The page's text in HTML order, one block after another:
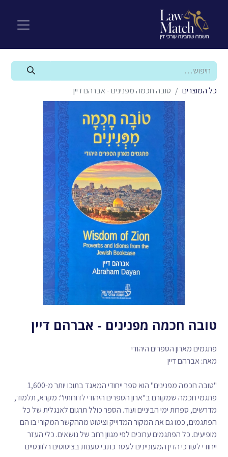
כל המוצרים טובה חכמה מפנינים - אברהם דיין
טובה חכמה מפנינים - אברהם דיין
פתגמים מארון הספרים היהודי
מאת: אברהם דיין
"טובה חכמה מפנינים" הוא ספר ייחודי המאגד בתוכו יותר מ-1,600
פתגמי חכמה שמקורם ב"ארון הספרים היהודי לדורותיו": מקרא, תלמוד,
מדרשים, ספרות ימי הביניים ועוד. הספר כולל תרגום לאנגלית של כל
הפתגמים, כמו גם את המקור המדוייק וציטוט מההקשר המקורי בו הם
מופיעים. כל הפתגמים ערוכים לפי מגוון רחב של נושאים. כלי העזר
ייחודי לעורכי הדין המעוניינים לעטר כתבי טענות בציטוטים רלוונטיים